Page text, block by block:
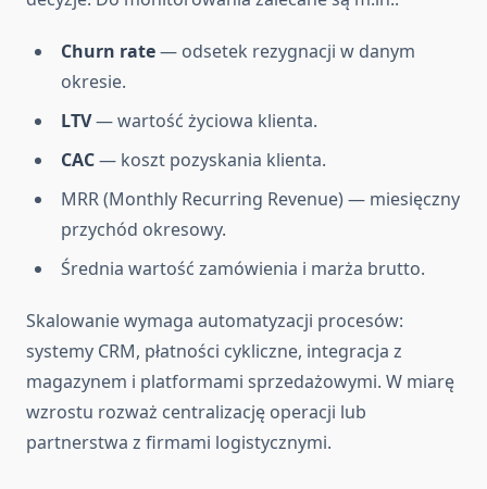
Churn rate— odsetek rezygnacji w danym
okresie.
LTV— wartość życiowa klienta.
CAC— koszt pozyskania klienta.
MRR (Monthly Recurring Revenue) — miesięczny
przychód okresowy.
Średnia wartość zamówienia i marża brutto.
Skalowanie wymaga automatyzacji procesów:
systemy CRM, płatności cykliczne, integracja z
magazynem i platformami sprzedażowymi. W miarę
wzrostu rozważ centralizację operacji lub
partnerstwa z firmami logistycznymi.